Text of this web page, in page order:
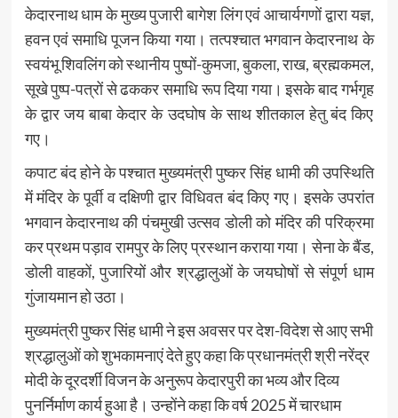
केदारनाथ धाम के मुख्य पुजारी बागेश लिंग एवं आचार्यगणों द्वारा यज्ञ,
हवन एवं समाधि पूजन किया गया। तत्पश्चात भगवान केदारनाथ के
स्वयंभू शिवलिंग को स्थानीय पुष्पों-कुमजा, बुकला, राख, ब्रह्मकमल,
सूखे पुष्प-पत्रों से ढककर समाधि रूप दिया गया। इसके बाद गर्भगृह
के द्वार जय बाबा केदार के उदघोष के साथ शीतकाल हेतु बंद किए
गए।
कपाट बंद होने के पश्चात मुख्यमंत्री पुष्कर सिंह धामी की उपस्थिति
में मंदिर के पूर्वी व दक्षिणी द्वार विधिवत बंद किए गए। इसके उपरांत
भगवान केदारनाथ की पंचमुखी उत्सव डोली को मंदिर की परिक्रमा
कर प्रथम पड़ाव रामपुर के लिए प्रस्थान कराया गया। सेना के बैंड,
डोली वाहकों, पुजारियों और श्रद्धालुओं के जयघोषों से संपूर्ण धाम
गुंजायमान हो उठा।
मुख्यमंत्री पुष्कर सिंह धामी ने इस अवसर पर देश-विदेश से आए सभी
श्रद्धालुओं को शुभकामनाएं देते हुए कहा कि प्रधानमंत्री श्री नरेंद्र
मोदी के दूरदर्शी विजन के अनुरूप केदारपुरी का भव्य और दिव्य
पुनर्निर्माण कार्य हुआ है। उन्होंने कहा कि वर्ष 2025 में चारधाम